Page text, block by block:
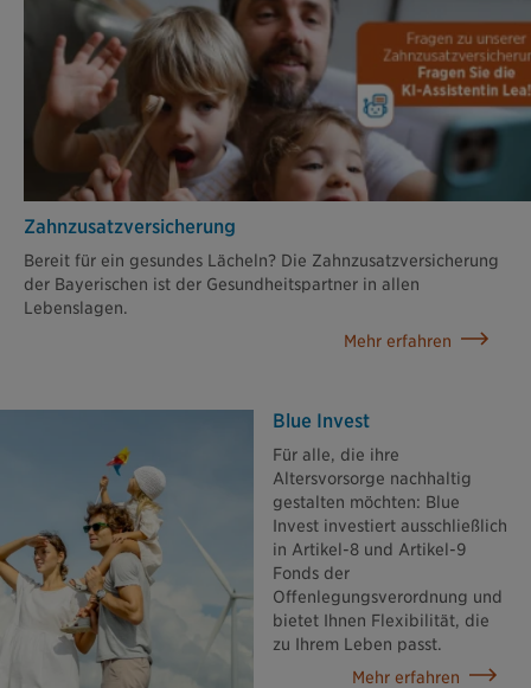
Zahn­zusatz­versicherung
Bereit für ein gesundes Lächeln? Die Zahnzusatzversicherung
der Bayerischen ist der Gesundheitspartner in allen
Lebenslagen.
Mehr erfahren
Blue Invest
Für alle, die ihre
Altersvorsorge nachhaltig
gestalten möchten: Blue
Invest investiert ausschließlich
in Artikel-8 und Artikel-9
Fonds der
Offenlegungsverordnung und
bietet Ihnen Flexibilität, die
zu Ihrem Leben passt.
Mehr erfahren